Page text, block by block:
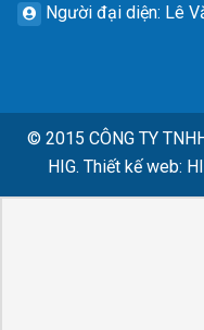
Người đại diện: Lê
© 2015 CÔNG TY
HIG. Thiết kế web: